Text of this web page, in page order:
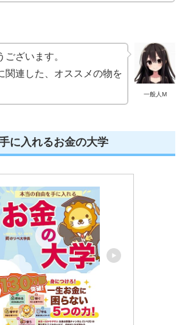
一般人M
ざいます。
関連した、オススメの物を
に入れるお金の大学